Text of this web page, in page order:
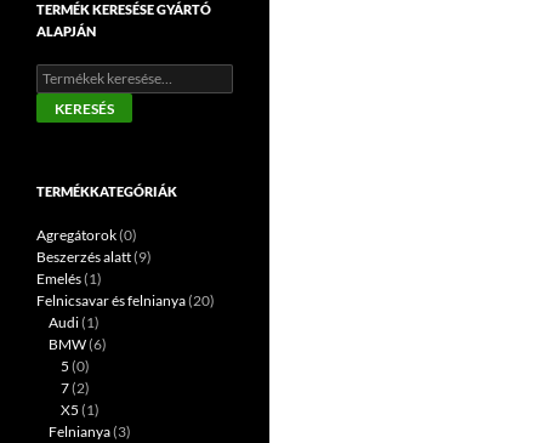
TERMÉK KERESÉSE GYÁRTÓ
ALAPJÁN
Keresés
a
következőre:
KERESÉS
TERMÉKKATEGÓRIÁK
Agregátorok(0)
Beszerzés alatt(9)
Emelés(1)
Felnicsavar és felnianya(20)
Audi(1)
BMW(6)
5 (0)
7(2)
X5 (1)
Felnianya(3)